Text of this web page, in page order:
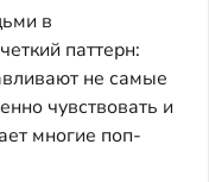
в
паттерн:
не самые
чувствовать и
многие поп-